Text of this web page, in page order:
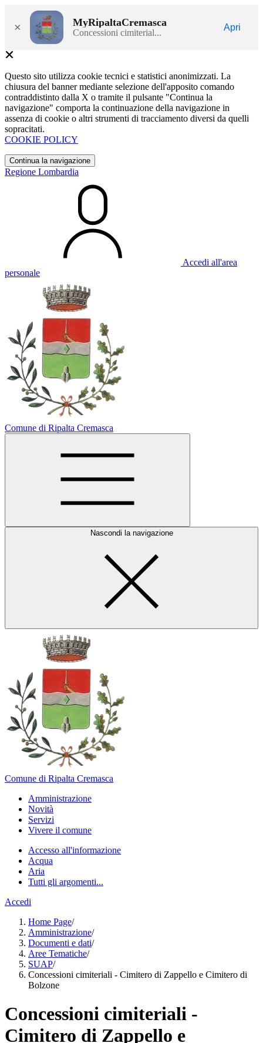
× MyRipaltaCremasca
Concessioni cimiterial...
Apri
Questo sito utilizza cookie tecnici e statistici anonimizzati. La
chiusura del banner mediante selezione dell'apposito comando
contraddistinto dalla X o tramite il pulsante "Continua la
navigazione" comporta la continuazione della navigazione in
assenza di cookie o altri strumenti di tracciamento diversi da quelli
sopracitati.
COOKIE POLICY
Continua la navigazione
Regione Lombardia
Accedi all'area
personale
Comune di Ripalta Cremasca
Nascondi la navigazione
Comune di Ripalta Cremasca
Amministrazione
Novità
Servizi
Vivere il comune
Accesso all'informazione
Acqua
Aria
Tutti gli argomenti...
Accedi
Home Page/
Amministrazione/
Documenti e dati/
Aree Tematiche/
SUAP/
Concessioni cimiteriali - Cimitero di Zappello e Cimitero di
Bolzone
Concessioni cimiteriali -
Cimitero di Zappello e